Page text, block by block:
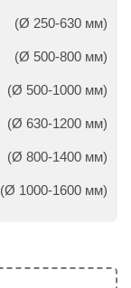
(Ø 250-630 мм)
(Ø 500-800 мм)
(Ø 500-1000 мм)
(Ø 630-1200 мм)
(Ø 800-1400 мм)
(Ø 1000-1600 мм)